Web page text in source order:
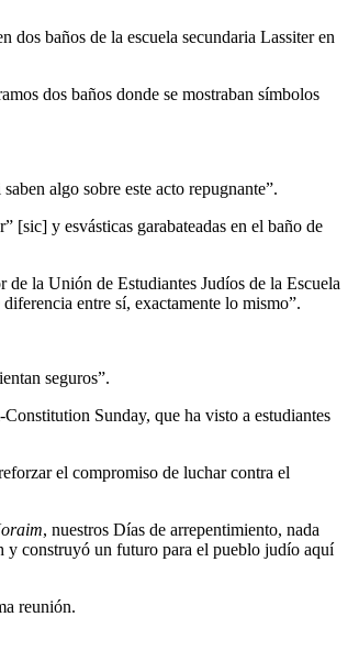
dos baños de la escuela secundaria Lassiter en
dos baños donde se mostraban símbolos
algo sobre este acto repugnante”.
[sic] y esvásticas garabateadas en el baño de
la Unión de Estudiantes Judíos de la Escuela
entre sí, exactamente lo mismo”.
seguros”.
Sunday, que ha visto a estudiantes
el compromiso de luchar contra el
, nuestros Días de arrepentimiento, nada
y construyó un futuro para el pueblo judío aquí
reunión.